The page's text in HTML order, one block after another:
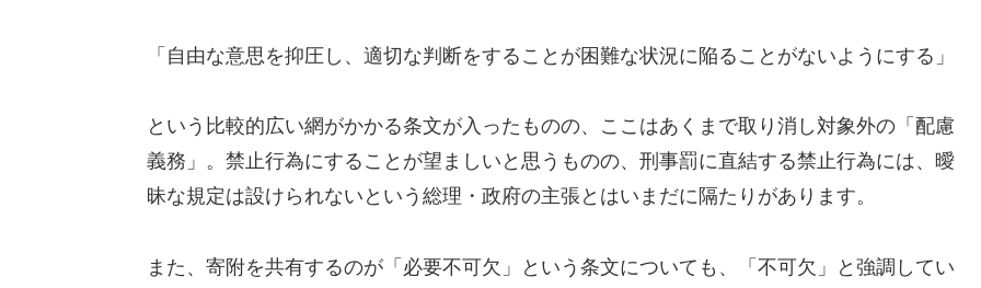
「自由な意思を抑圧し、適切な判断をすることが困難な状況に陥ることがないようにする」
という比較的広い網がかかる条文が入ったものの、ここはあくまで取り消し対象外の「配慮
義務」。禁止行為にすることが望ましいと思うものの、刑事罰に直結する禁止行為には、曖
昧な規定は設けられないという総理・政府の主張とはいまだに隔たりがあります。
また、寄附を共有するのが「必要不可欠」という条文についても、「不可欠」と強調してい